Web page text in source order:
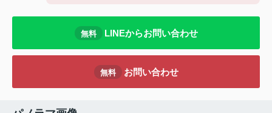
無料 LINEからお問い合わせ
無料 お問い合わせ